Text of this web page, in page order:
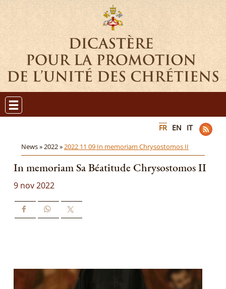
FR EN IT
News »2022 »2022 11 09 In memoriam Chrysostomos II
In memoriam Sa Béatitude Chrysostomos II
9 nov 2022